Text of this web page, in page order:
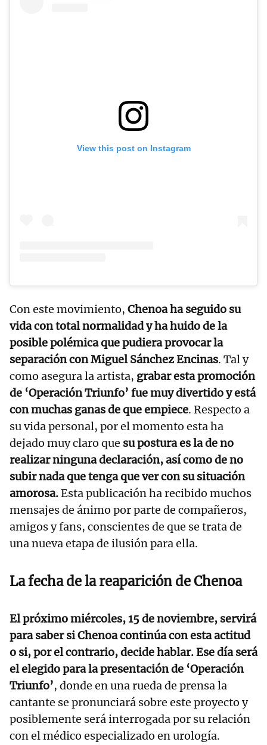
View this post on Instagram
Con este movimiento, Chenoa ha seguido su
vida con total normalidad y ha huido de la
posible polémica que pudiera provocar la
separación con Miguel Sánchez Encinas. Tal y
como asegura la artista, grabar esta promoción
de ‘Operación Triunfo’ fue muy divertido y está
con muchas ganas de que empiece. Respecto a
su vida personal, por el momento esta ha
dejado muy claro que su postura es la de no
realizar ninguna declaración, así como de no
subir nada que tenga que ver con su situación
amorosa.Esta publicación ha recibido muchos
mensajes de ánimo por parte de compañeros,
amigos y fans, conscientes de que se trata de
una nueva etapa de ilusión para ella.
La fecha de la reaparición de Chenoa
El próximo miércoles, 15 de noviembre, servirá
para saber si Chenoa continúa con esta actitud
o si, por el contrario, decide hablar. Ese día será
el elegido para la presentación de ‘Operación
Triunfo’, donde en una rueda de prensa la
cantante se pronunciará sobre este proyecto y
posiblemente será interrogada por su relación
con el médico especializado en urología.